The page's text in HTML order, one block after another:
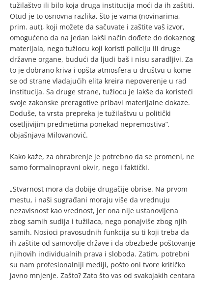
tužilaštvo ili bilo koja druga institucija moći da ih zaštiti.
Otud je to osnovna razlika, što je vama (novinarima,
prim. aut), koji možete da sačuvate i zaštite vaš izvor,
omogućeno da na jedan lakši način dođete do dokaznog
materijala, nego tužiocu koji koristi policiju ili druge
državne organe, budući da ljudi baš i nisu saradljivi. Za
to je dobrano kriva i opšta atmosfera u društvu u kome
se od strane vladajućih elita kreira nepoverenje u rad
institucija. Sa druge strane, tužiocu je lakše da koristeći
svoje zakonske preragotive pribavi materijalne dokaze.
Doduše, ta vrsta prepreka je tužilaštvu u politički
osetljivijim predmetima ponekad nepremostiva”,
objašnjava Milovanović.
Kako kaže, za ohrabrenje je potrebno da se promeni, ne
samo formalnopravni okvir, nego i faktički.
„Stvarnost mora da dobije drugačije obrise. Na prvom
mestu, i naši sugrađani moraju više da vrednuju
nezavisnost kao vrednost, jer ona nije ustanovljena
zbog samih sudija i tužilaca, nego ponajviše zbog njih
samih. Nosioci pravosudnih funkcija su ti koji treba da
ih zaštite od samovolje države i da obezbede poštovanje
njihovih individualnih prava i sloboda. Zatim, potrebni
su nam profesionalniji mediji, pošto oni tvore kritičko
javno mnjenje. Zašto? Zato što vas od svakojakih centara